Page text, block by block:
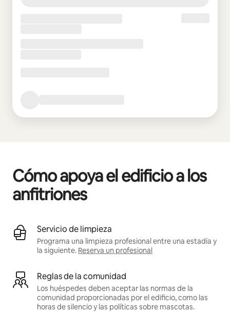
Cómo apoya el edificio a los
anfitriones
Servicio de limpieza
Programa una limpieza profesional entre una estadía y
la siguiente. Reserva un profesional
Reglas de la comunidad
Los huéspedes deben aceptar las normas de la
comunidad proporcionadas por el edificio, como las
horas de silencio y las políticas sobre mascotas.